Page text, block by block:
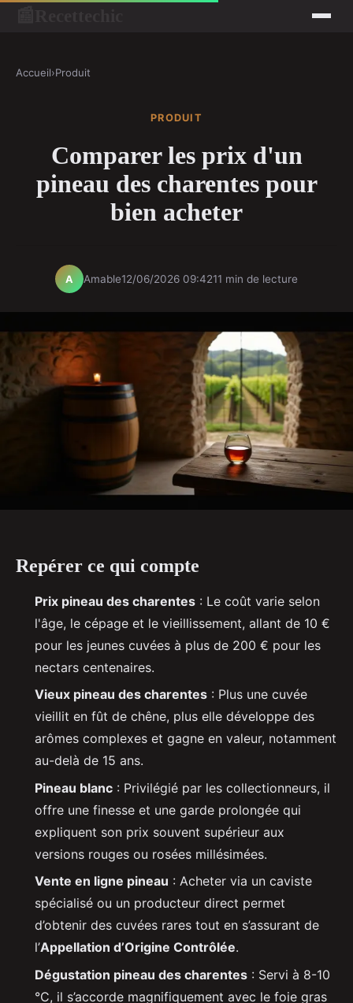
Accueil›Produit
PRODUIT
Comparer les prix d'un
pineau des charentes pour
bien acheter
A Amable12/06/2026 09:4211 min de lecture
Repérer ce qui compte
Prix pineau des charentes : Le coût varie selon
l'âge, le cépage et le vieillissement, allant de 10 €
pour les jeunes cuvées à plus de 200 € pour les
nectars centenaires.
Vieux pineau des charentes : Plus une cuvée
vieillit en fût de chêne, plus elle développe des
arômes complexes et gagne en valeur, notamment
au-delà de 15 ans.
Pineau blanc : Privilégié par les collectionneurs, il
offre une finesse et une garde prolongée qui
expliquent son prix souvent supérieur aux
versions rouges ou rosées millésimées.
Vente en ligne pineau : Acheter via un caviste
spécialisé ou un producteur direct permet
d’obtenir des cuvées rares tout en s’assurant de
l’Appellation d’Origine Contrôlée.
Dégustation pineau des charentes : Servi à 8-10
°C, il s’accorde magnifiquement avec le foie gras